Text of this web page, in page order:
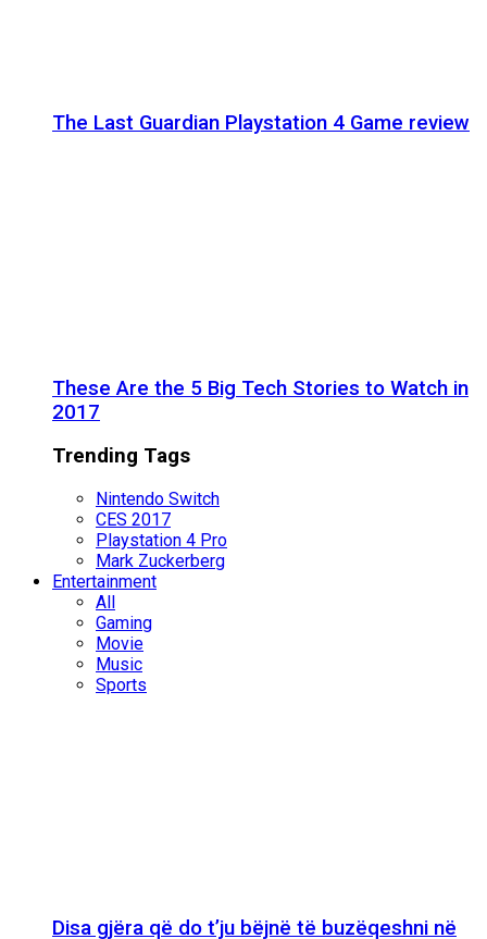
The Last Guardian Playstation 4 Game review
These Are the 5 Big Tech Stories to Watch in
2017
Trending Tags
Nintendo Switch
CES 2017
Playstation 4 Pro
Mark Zuckerberg
Entertainment
All
Gaming
Movie
Music
Sports
Disa gjëra që do t’ju bëjnë të buzëqeshni në